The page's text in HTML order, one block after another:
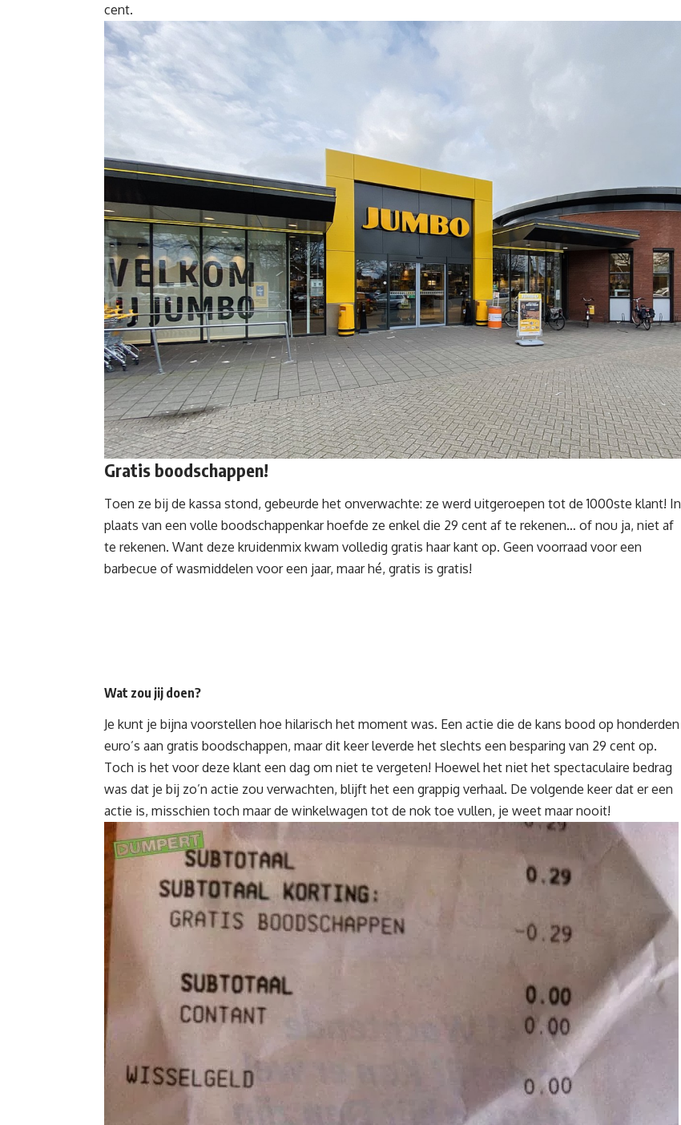
cent.
Gratis boodschappen!
Toen ze bij de kassa stond, gebeurde het onverwachte: ze werd uitgeroepen tot de 1000ste klant! In
plaats van een volle boodschappenkarhoefde ze enkel die 29 cent af te rekenen… of nou ja, niet af
te rekenen. Want deze kruidenmix kwam volledig gratis haar kant op. Geen voorraad voor een
barbecue of wasmiddelen voor een jaar, maar hé, gratis is gratis!
Wat zou jij doen?
Je kunt je bijna voorstellen hoe hilarisch het moment was. Een actie die de kans bood op honderden
euro’s aan gratis boodschappen, maar dit keer leverde het slechts een besparing van 29 cent op.
Toch is het voor deze klant een dag om niet te vergeten! Hoewel het niet het spectaculaire bedrag
was dat je bij zo’n actie zou verwachten, blijft het een grappig verhaal. De volgende keer dat er een
actie is, misschien toch maar de winkelwagen tot de nok toe vullen, je weet maar nooit!